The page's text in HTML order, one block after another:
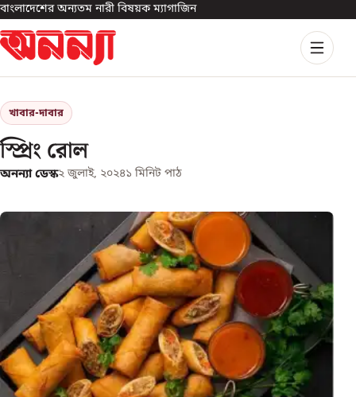
বাংলাদেশের অন্যতম নারী বিষয়ক ম্যাগাজিন
খাবার-দাবার
স্প্রিং রোল
অনন্যা ডেস্ক২ জুলাই, ২০২৪১ মিনিট পাঠ